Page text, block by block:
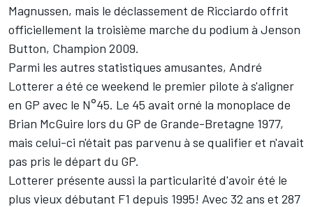
Magnussen, mais le déclassement de Ricciardo offrit
officiellement la troisième marche du podium à Jenson
Button, Champion 2009.
Parmi les autres statistiques amusantes, André
Lotterer a été ce weekend le premier pilote à s'aligner
en GP avec le N°45. Le 45 avait orné la monoplace de
Brian McGuire lors du GP de Grande-Bretagne 1977,
mais celui-ci n'était pas parvenu à se qualifier et n'avait
pas pris le départ du GP.
Lotterer présente aussi la particularité d'avoir été le
plus vieux débutant F1 depuis 1995! Avec 32 ans et 287